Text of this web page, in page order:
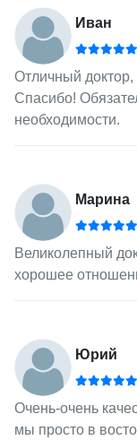
Иван
Отличный
Спасибо!
необходимости.
Марина
Великолепный
хорошее
Юрий
Очень-очень
мы просто в